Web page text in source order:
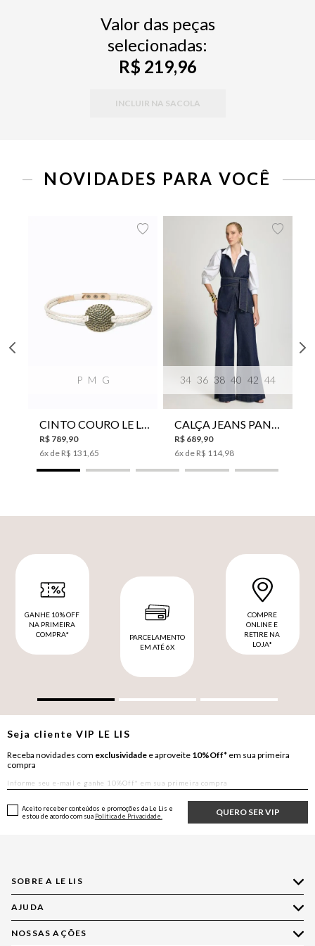
Valor das peças
selecionadas:
R$ 219,96
INCLUIR NA SACOLA
NOVIDADES PARA VOCÊ
P M G
R$ 789 90
6x de R$ 131 65
34 36 38 40 42 44
R$ 689 90
6x de R$ 114, 98
GANHE 10% OFF
NA PRIMEIRA
COMPRA*
PARCELAMENTO
EM ATÉ 6X
COMPRE
ONLINE E
RETIRE NA
LOJA*
Seja clienteVIP LE LIS
Receba novidades com exclusividade e aproveite 10%Off* em sua primeira
compra
QUERO SER VIP
Aceito receber conteúdos e promoções da Le Lis e
estou de acordo com sua Política de Privacidade.
SOBRE A LE LIS
Quem Somos
Nossas Lojas
AJUDA
Compre pelo WhatsApp
NOSSAS AÇÕES